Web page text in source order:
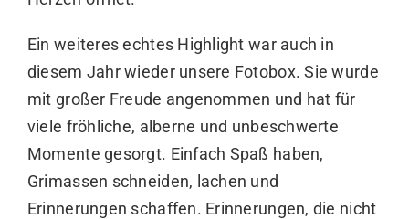
Ein weiteres echtes Highlight war auch in
diesem Jahr wieder unsere Fotobox. Sie wurde
mit großer Freude angenommen und hat für
viele fröhliche, alberne und unbeschwerte
Momente gesorgt. Einfach Spaß haben,
Grimassen schneiden, lachen und
Erinnerungen schaffen. Erinnerungen, die nicht